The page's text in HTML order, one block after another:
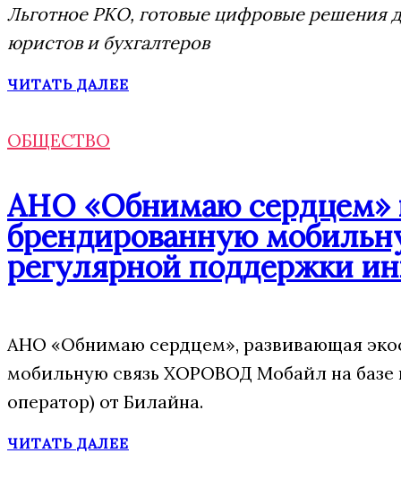
Льготное РКО, готовые цифровые решения
юристов и бухгалтеров
ЧИТАТЬ ДАЛЕЕ
ОБЩЕСТВО
АНО «Обнимаю сердцем»
брендированную
регулярной поддержки
АНО «Обнимаю сердцем», развивающая
мобильную связь ХОРОВОД Мобайл на
оператор) от Билайна.
ЧИТАТЬ ДАЛЕЕ